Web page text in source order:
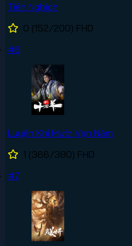
Tiên Nghịch
0 (152/200) FHD
#6
Luyện Khí Mười Vạn Năm
1 (366/380) FHD
#7